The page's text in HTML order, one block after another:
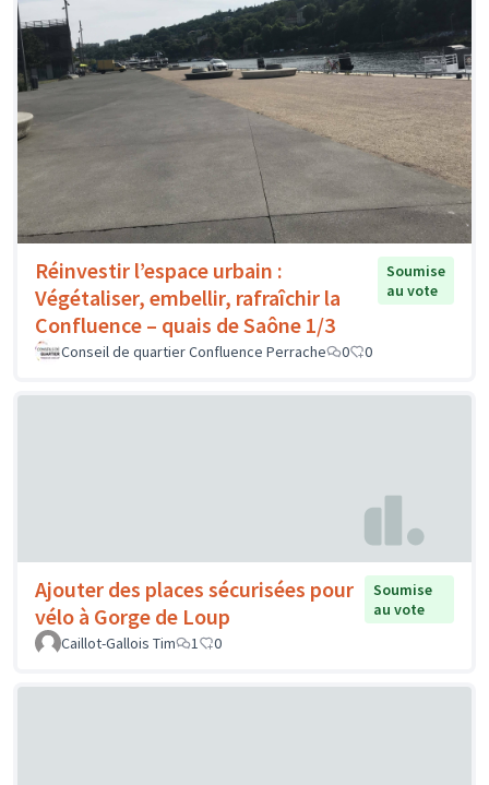
Réinvestir l’espace urbain :
Végétaliser, embellir, rafraîchir la
Confluence – quais de Saône 1/3
Soumise
au vote
Conseil de quartier Confluence Perrache 0 0
Ajouter des places sécurisées pour
vélo à Gorge de Loup
Soumise
au vote
Caillot-Gallois Tim
1 0